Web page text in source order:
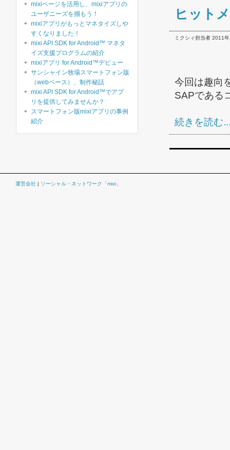
mixiページを活用し、mixiアプリの
ユーザニーズを掴もう！
mixiアプリがもっとマネタイズしや
すくなりました！
mixi API SDK for Android™ マネタ
イズ支援プログラムの紹介
mixiアプリ for Android™デビュー
サンシャイン牧場スマートフォン版
（webベース）、制作秘話
mixi API SDK for Android™でアプ
リを提供してみませんか？
スマートフォン版mixiアプリの事例
紹介
ヒット
ミクシィ担当者 2011
今回は趣向
SAPである
続きを読む
運営会社 | ソーシャル・ネットワーク「mixi」